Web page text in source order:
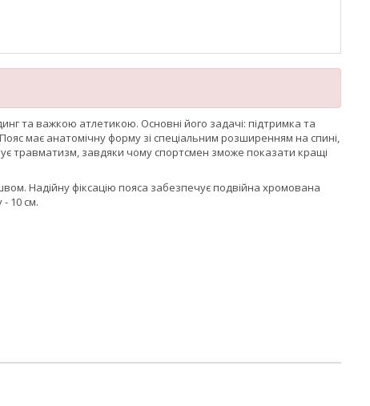
та важкою атлетикою. Основні його задачі: підтримка та
має анатомічну форму зі спеціальним розширенням на спині,
травматизм, завдяки чому спортсмен зможе показати кращі
Надійну фіксацію пояса забезпечуєподвійна хромована
- 10 см.